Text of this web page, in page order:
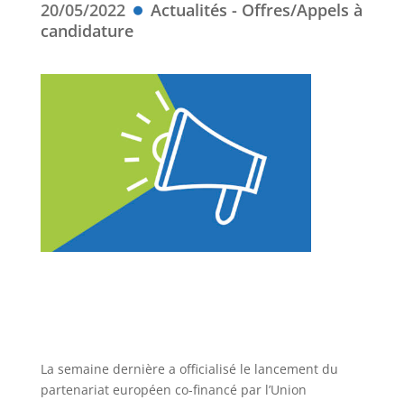
20/05/2022
Actualités - Offres/Appels à
candidature
La semaine dernière a officialisé le lancement du
partenariat européen co-financé par l’Union